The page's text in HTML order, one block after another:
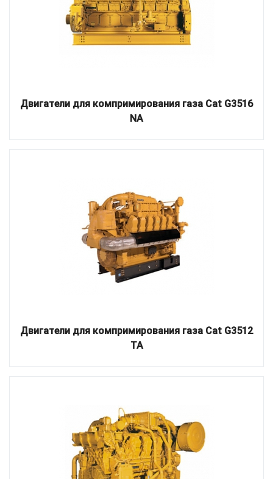
Двигатели для компримирования газа Cat G3516
NA
Двигатели для компримирования газа Cat G3512
TA